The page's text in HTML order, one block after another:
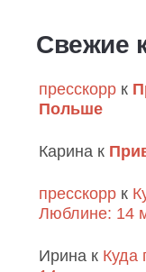
Свежие
пресскорр к
Польше
Карина к
пресскорр к
Люблине: 14
Ирина к Куда